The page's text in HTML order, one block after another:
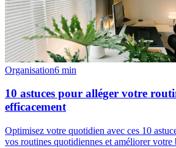
Organisation6 min
10 astuces pour alléger votre
efficacement
Optimisez votre quotidien avec ces 10
vos routines quotidiennes et améliorer votre